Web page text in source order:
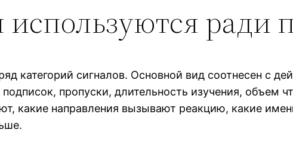
используются ради
категорий сигналов. Основной вид соотнесен с
пропуски, длительность изучения, объем
какие направления вызывают реакцию, какие